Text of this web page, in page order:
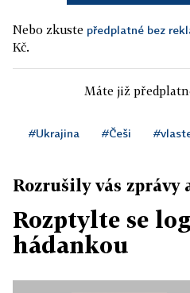
Nebo zkuste předplatné bez
Kč.
Máte již
#Ukrajina #Češi
Rozrušily vás zprávy
Rozptylte se
hádankou